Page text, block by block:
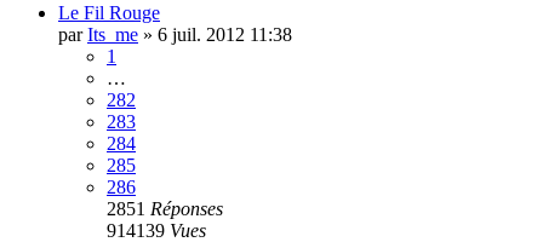
Le Fil Rouge
parIts_me » 6 juil. 2012 11:38
1
…
282
283
284
285
286
2851 Réponses
914139 Vues